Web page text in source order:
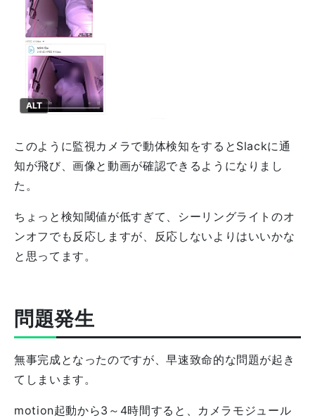
ALT
このように監視カメラで動体検知をするとSlackに通
知が飛び、画像と動画が確認できるようになりまし
た。
ちょっと検知閾値が低すぎて、シーリングライトのオ
ンオフでも反応しますが、反応しないよりはいいかな
と思ってます。
問題発生
無事完成となったのですが、早速致命的な問題が起き
てしまいます。
motion起動から3～4時間すると、カメラモジュール